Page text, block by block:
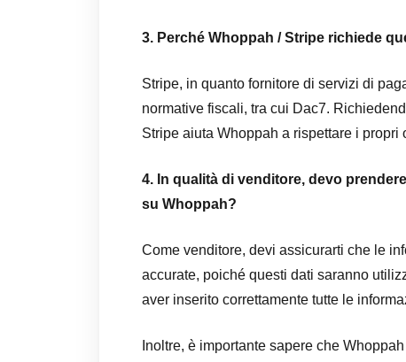
3. Perché Whoppah / Stripe richiede
Stripe, in quanto fornitore di servizi di
normative fiscali, tra cui Dac7.
Stripe aiuta Whoppah a rispettare i propri
4. In qualità di venditore, devo
su Whoppah?
Come venditore, devi assicurarti che le
accurate, poiché questi dati saranno
aver inserito correttamente tutte le
Inoltre, è importante sapere che